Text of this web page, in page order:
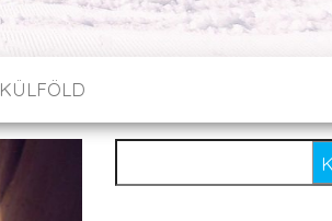
KÜLFÖLD